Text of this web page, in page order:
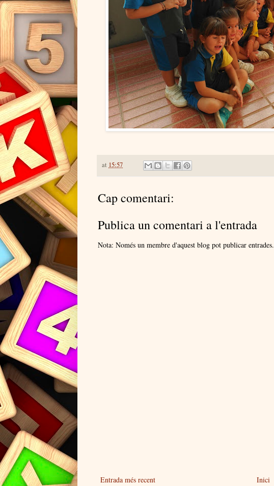
at 15:57
Cap comentari:
Publica un comentari a l'entrada
Nota: Només un membre d'aquest blog pot publicar entrades.
Entrada més recent Inici